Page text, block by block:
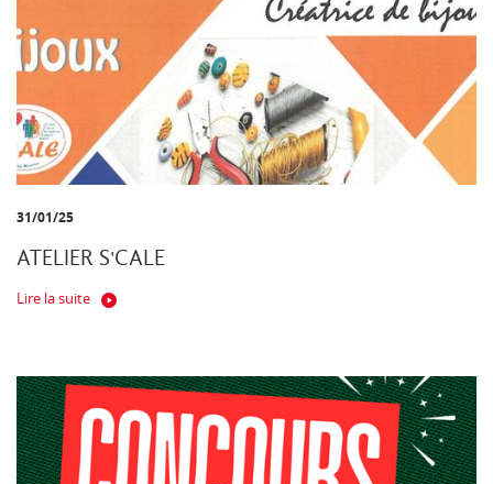
31/01/25
ATELIER S'CALE
Lire la suite